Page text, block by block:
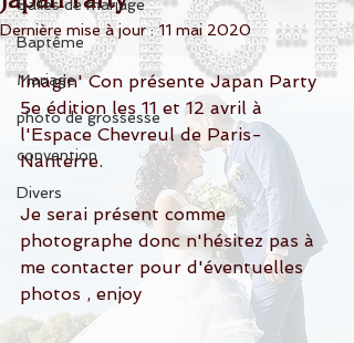
Salles de mariage
Baptême
Mariage
photo de grossesse
convention
Divers
Dernière mise à jour :11 mai 2020
Imagin' Con présente Japan Party
5e édition les 11 et 12 avril à
l'Espace Chevreul de Paris-
Nanterre.
Je serai présent comme
photographe donc n'hésitez pas à
me contacter pour d'éventuelles
photos , enjoy